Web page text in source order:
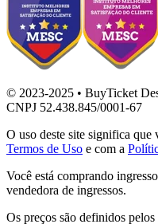
© 2023-2025 • BuyTicket
CNPJ 52.438.845/0001-67
O uso deste site significa que
Termos de Uso e com a
Você está comprando
vendedora de ingressos.
Os preços são definidos